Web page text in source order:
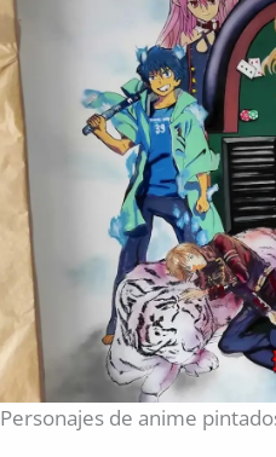
Personajes de anime